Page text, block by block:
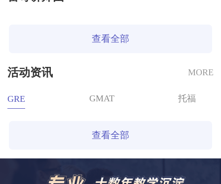
查看全部
活动资讯 MORE
GRE GMAT 托福
查看全部